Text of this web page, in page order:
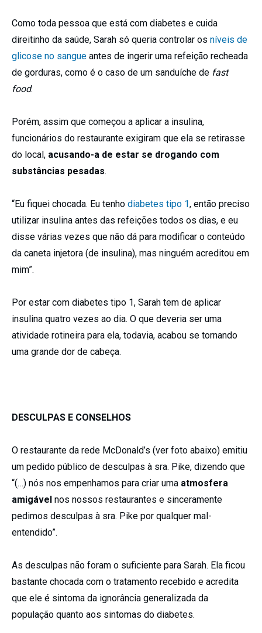
Como toda pessoa que está com diabetes e cuida
direitinho da saúde, Sarah só queria controlar os níveis de
glicose no sangue antes de ingerir uma refeição recheada
de gorduras, como é o caso de um sanduíche de fast
food.
Porém, assim que começou a aplicar a insulina,
funcionários do restaurante exigiram que ela se retirasse
do local, acusando-a de estar se drogando com
substâncias pesadas.
“Eu fiquei chocada. Eu tenho diabetes tipo 1, então preciso
utilizar insulina antes das refeições todos os dias, e eu
disse várias vezes que não dá para modificar o conteúdo
da caneta injetora (de insulina), mas ninguém acreditou em
mim”.
Por estar com diabetes tipo 1, Sarah tem de aplicar
insulina quatro vezes ao dia. O que deveria ser uma
atividade rotineira para ela, todavia, acabou se tornando
uma grande dor de cabeça.
DESCULPAS E CONSELHOS
O restaurante da rede McDonald’s (ver foto abaixo) emitiu
um pedido público de desculpas à sra. Pike, dizendo que
“(…) nós nos empenhamos para criar uma atmosfera
amigável nos nossos restaurantes e sinceramente
pedimos desculpas à sra. Pike por qualquer mal-
entendido”.
As desculpas não foram o suficiente para Sarah. Ela ficou
bastante chocada com o tratamento recebido e acredita
que ele é sintoma da ignorância generalizada da
população quanto aos sintomas do diabetes.